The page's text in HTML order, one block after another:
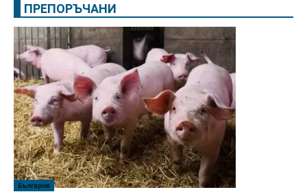
ПРЕПОРЪЧАНИ
България